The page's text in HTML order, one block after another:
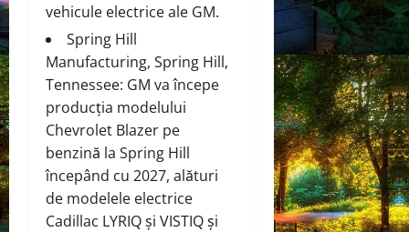
vehicule electrice ale GM.
Spring Hill
Manufacturing, Spring Hill,
Tennessee: GM va începe
producția modelului
Chevrolet Blazer pe
benzină la Spring Hill
începând cu 2027, alături
de modelele electrice
Cadillac LYRIQ și VISTIQ și